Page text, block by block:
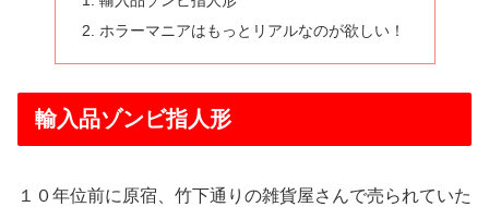
ホラーマニアはもっとリアルなのが欲しい！
輸入品ゾンビ指人形
１０年位前に原宿、竹下通りの雑貨屋さんで売られていた